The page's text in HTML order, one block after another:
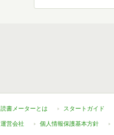
読書メーターとは スタートガイド
運営会社 個人情報保護基本方針